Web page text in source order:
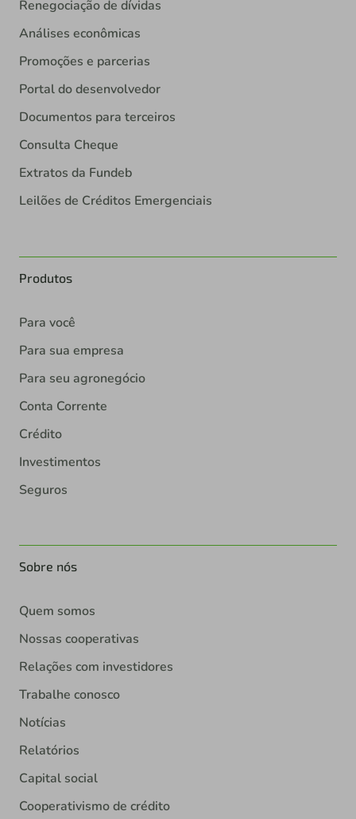
Renegociação de dívidas
Análises econômicas
Promoções e parcerias
Portal do desenvolvedor
Documentos para terceiros
Consulta Cheque
Extratos da Fundeb
Leilões de Créditos Emergenciais
Produtos
Para você
Para sua empresa
Para seu agronegócio
Conta Corrente
Crédito
Investimentos
Seguros
Sobre nós
Quem somos
Nossas cooperativas
Relações com investidores
Trabalhe conosco
Notícias
Relatórios
Capital social
Cooperativismo de crédito